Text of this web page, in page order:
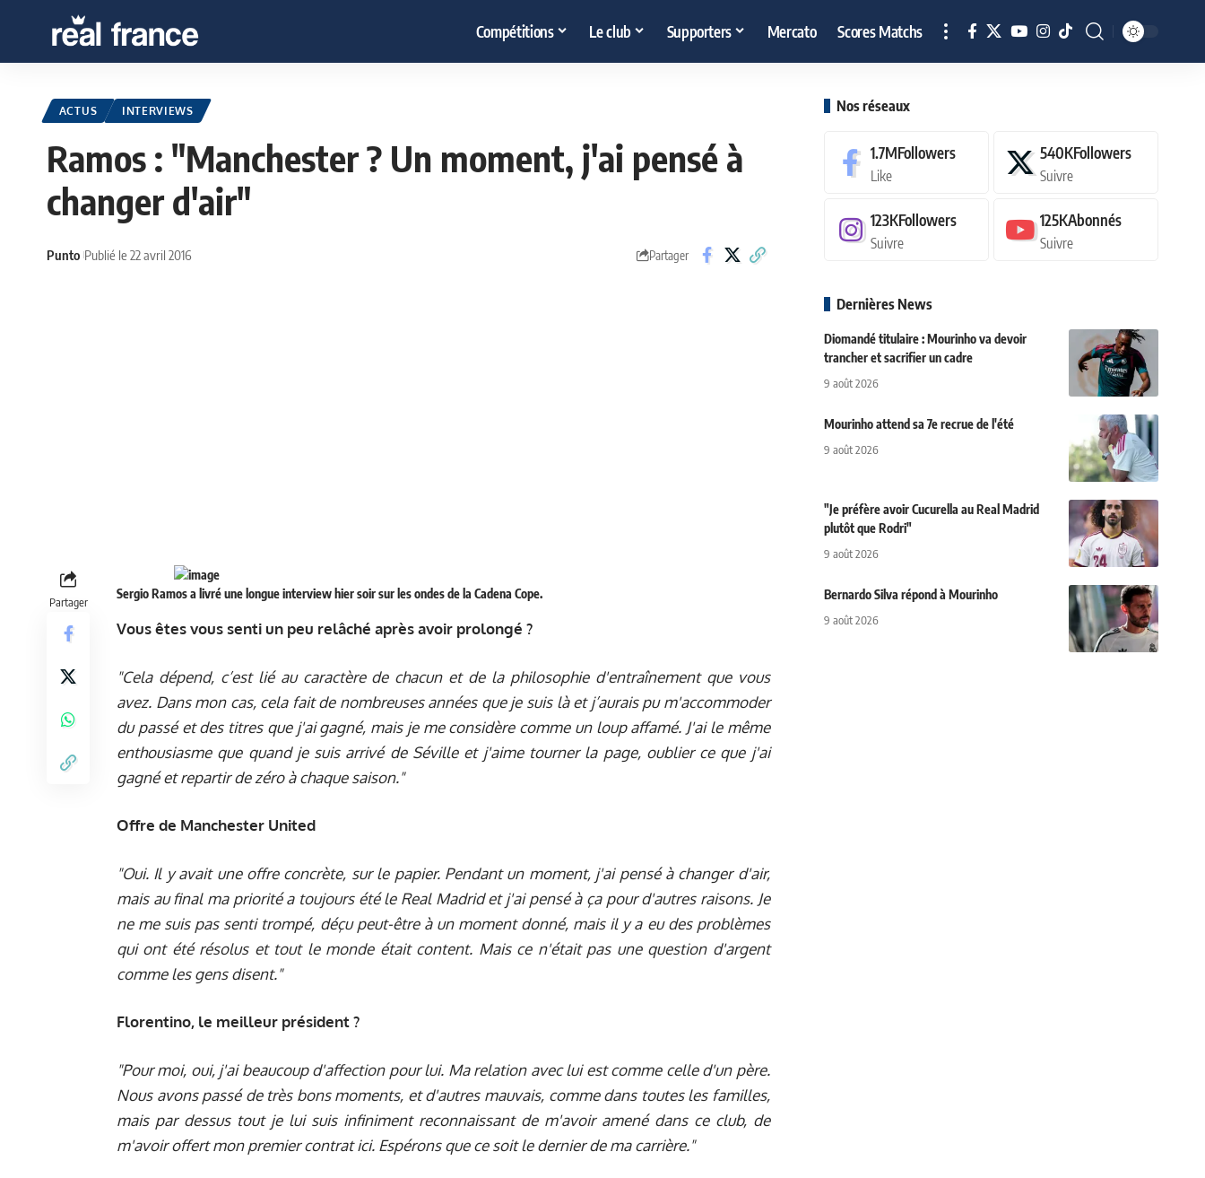
Compétitions Le club Supporters Mercato Scores Matchs
ACTUS INTERVIEWS
Ramos : "Manchester ? Un moment, j'ai pensé à
changer d'air"
Punto Publié le 22 avril 2016 Partager
Partager
Sergio Ramos a livré une longue interview hier soir sur les ondes de la Cadena Cope.
Vous êtes vous senti un peu relâché après avoir prolongé ?
"Cela dépend, c’est lié au caractère de chacun et de la philosophie d'entraînement que vous
avez. Dans mon cas, cela fait de nombreuses années que je suis là et j’aurais pu m'accommoder
du passé et des titres que j'ai gagné, mais je me considère comme un loup affamé. J'ai le même
enthousiasme que quand je suis arrivé de Séville et j'aime tourner la page, oublier ce que j'ai
gagné et repartir de zéro à chaque saison."
Offre de Manchester United
"Oui. Il y avait une offre concrète, sur le papier. Pendant un moment, j'ai pensé à changer d'air,
mais au final ma priorité a toujours été le Real Madrid et j'ai pensé à ça pour d'autres raisons. Je
ne me suis pas senti trompé, déçu peut-être à un moment donné, mais il y a eu des problèmes
qui ont été résolus et tout le monde était content. Mais ce n'était pas une question d'argent
comme les gens disent."
Florentino, le meilleur président ?
"Pour moi, oui, j'ai beaucoup d'affection pour lui. Ma relation avec lui est comme celle d'un père.
Nous avons passé de très bons moments, et d'autres mauvais, comme dans toutes les familles,
mais par dessus tout je lui suis infiniment reconnaissant de m'avoir amené dans ce club, de
m'avoir offert mon premier contrat ici. Espérons que ce soit le dernier de ma carrière."
Nos réseaux
1.7MFollowers
Like
540KFollowers
Suivre
123KFollowers
Suivre
125KAbonnés
Suivre
Dernières News
Diomandé titulaire : Mourinho va devoir
trancher et sacrifier un cadre
9 août 2026
Mourinho attend sa 7e recrue de l'été
9 août 2026
"Je préfère avoir Cucurella au Real Madrid
plutôt que Rodri"
9 août 2026
Bernardo Silva répond à Mourinho
9 août 2026